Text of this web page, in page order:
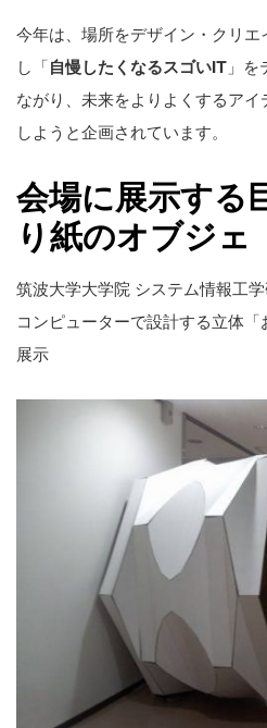
今年は、場所をデザイン・クリ
し「自慢したくなるスゴいIT 」
ながり、未来をよりよくするア
しようと企画されています。
会場に展示する
り紙のオブジェ
筑波大学大学院 システム情報工
コンピューターで設計する立体
展示